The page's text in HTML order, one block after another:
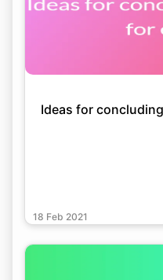
Ideas for
18 Feb 2021